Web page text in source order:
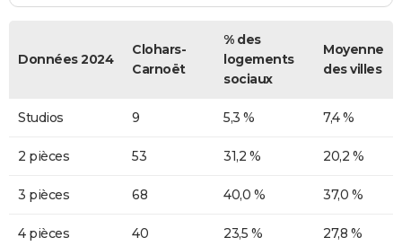
Données 2024
Clohars-
Carnoët
% des
logements
sociaux
Moyenne
des villes
Studios 9 5,3 % 7,4 %
2 pièces 53 31,2 % 20,2 %
3 pièces 68 40,0 % 37,0 %
4 pièces 40 23,5 % 27,8 %